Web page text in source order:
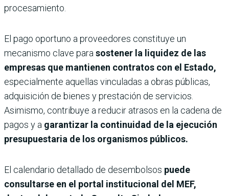
procesamiento.
El pago oportuno a proveedores constituye un
mecanismo clave para sostener la liquidez de las
empresas que mantienen contratos con el Estado,
especialmente aquellas vinculadas a obras públicas,
adquisición de bienes y prestación de servicios.
Asimismo, contribuye a reducir atrasos en la cadena de
pagos y a garantizar la continuidad de la ejecución
presupuestaria de los organismos públicos.
El calendario detallado de desembolsos puede
consultarse en el portal institucional del MEF,